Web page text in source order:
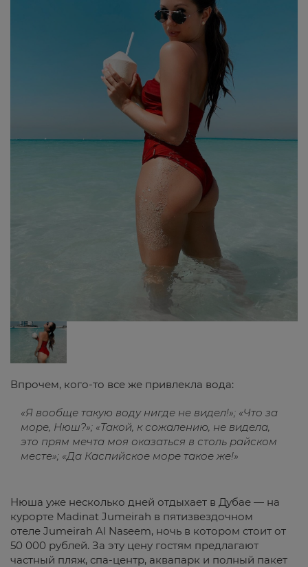
Впрочем, кого-то все же привлекла вода:
«Я вообще такую воду нигде не видел!»; «Что за
море, Нюш?»; «Такой, к сожалению, не видела,
это прям мечта моя оказаться в столь райском
месте»; «Да Каспийское море такое же!»
Нюша уже несколько дней отдыхает в Дубае — на
курорте Madinat Jumeirah в пятизвездочном
отеле Jumeirah Al Naseem, ночь в котором стоит от
50 000 рублей. За эту цену гостям предлагают
частный пляж, спа-центр, аквапарк и полный пакет